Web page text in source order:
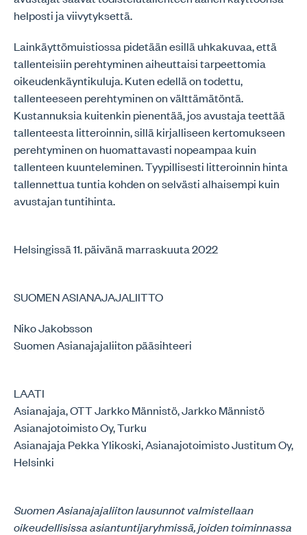
helposti ja viivytyksettä.
Lainkäyttömuistiossa pidetään esillä uhkakuvaa, että
tallenteisiin perehtyminen aiheuttaisi tarpeettomia
oikeudenkäyntikuluja. Kuten edellä on todettu,
tallenteeseen perehtyminen on välttämätöntä.
Kustannuksia kuitenkin pienentää, jos avustaja teettää
tallenteesta litteroinnin, sillä kirjalliseen kertomukseen
perehtyminen on huomattavasti nopeampaa kuin
tallenteen kuunteleminen. Tyypillisesti litteroinnin hinta
tallennettua tuntia kohden on selvästi alhaisempi kuin
avustajan tuntihinta.
Helsingissä 11. päivänä marraskuuta 2022
SUOMEN ASIANAJAJALIITTO
Niko Jakobsson
Suomen Asianajajaliiton pääsihteeri
LAATI
Asianajaja, OTT Jarkko Männistö, Jarkko Männistö
Asianajotoimisto Oy, Turku
Asianajaja Pekka Ylikoski, Asianajotoimisto Justitum Oy,
Helsinki
Suomen Asianajajaliiton lausunnot valmistellaan
oikeudellisissa asiantuntijaryhmissä, joiden toiminnassa